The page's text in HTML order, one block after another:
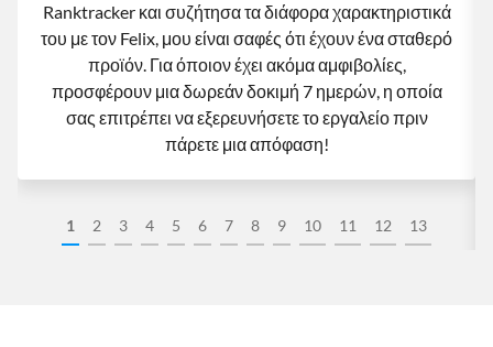
1 2 3 4 5 6 7 8 9 10 11 12 13
Ranktracker και συζήτησα τα διάφορα χαρακτηριστικά
του με τον Felix, μου είναι σαφές ότι έχουν ένα σταθερό
προϊόν. Για όποιον έχει ακόμα αμφιβολίες,
προσφέρουν μια δωρεάν δοκιμή 7 ημερών, η οποία
σας επιτρέπει να εξερευνήσετε το εργαλείο πριν
πάρετε μια απόφαση!